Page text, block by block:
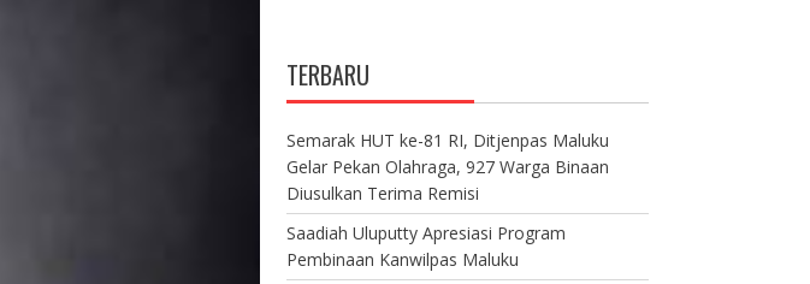
TERBARU
Semarak HUT ke-81 RI, Ditjenpas Maluku
Gelar Pekan Olahraga, 927 Warga Binaan
Diusulkan Terima Remisi
Saadiah Uluputty Apresiasi Program
Pembinaan Kanwilpas Maluku